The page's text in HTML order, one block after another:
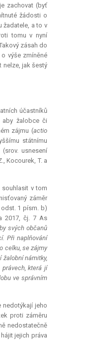
zachovat (byť
žádosti o
žadatele, a to v
tomu v nyní
zásah do
výše zmíněné
nelze, jak šestý
účastníků
aby žalobce či
zájmu (actio
státnímu
usnesení
Kocourek, T. a
souhlasit v tom
záměr
1 písm. b)
2017, čj. 7 As
svých občanů
Při naplňování
celku, se zájmy
žalobní námitky,
která jí
ve správním
nedotýkají jeho
proti záměru
nedostatečně
jejich práva